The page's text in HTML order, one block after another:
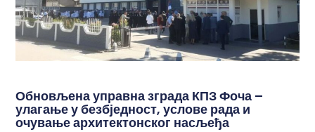
Обновљена управна зграда КПЗ Фоча –
улагање у безбједност, услове рада и
очување архитектонског насљеђа